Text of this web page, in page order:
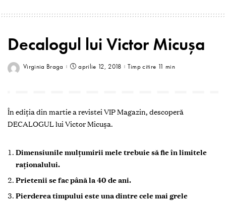
Decalogul lui Victor Micușa
Virginia Braga aprilie 12, 2018 Timp citire 11 min
În ediția din martie a revistei VIP Magazin, descoperă
DECALOGUL lui Victor Micușa.
Dimensiunile mulţumirii mele trebuie să fie în limitele
raţionalului.
Prietenii se fac până la 40 de ani.
Pierderea timpului este una dintre cele mai grele